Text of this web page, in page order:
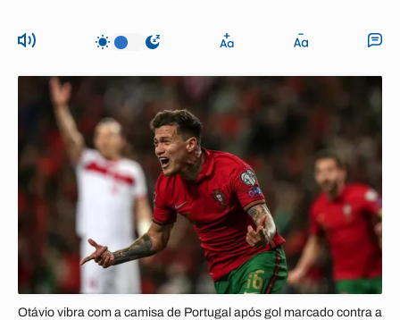
Otávio vibra com a camisa de Portugal após gol marcado contra a